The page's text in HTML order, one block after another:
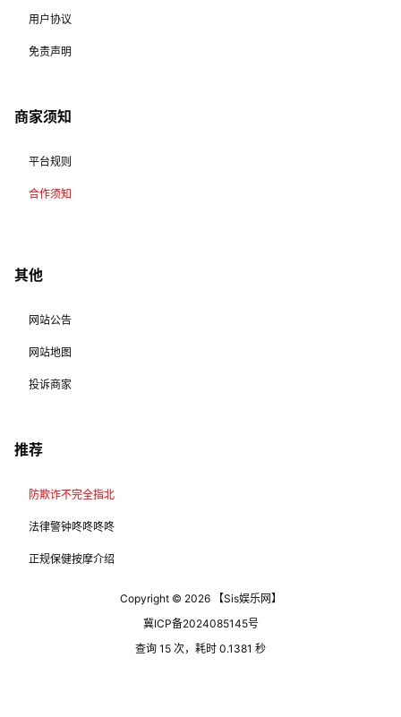
用户协议
免责声明
商家须知
平台规则
合作须知
其他
网站公告
网站地图
投诉商家
推荐
防欺诈不完全指北
法律警钟咚咚咚咚
正规保健按摩介绍
Copyright © 2026【Sis娱乐网】
冀ICP备2024085145号
查询 15 次，耗时 0.1381 秒